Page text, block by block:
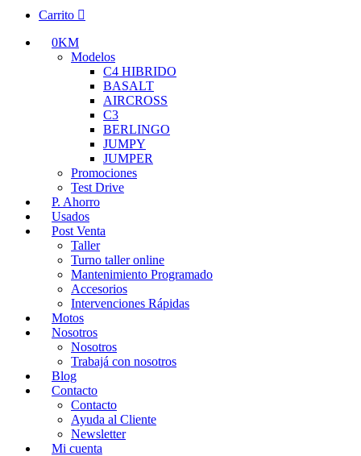
Carrito
0KM
Modelos
C4 HIBRIDO
BASALT
AIRCROSS
C3
BERLINGO
JUMPY
JUMPER
Promociones
Test Drive
P. Ahorro
Usados
Post Venta
Taller
Turno taller online
Mantenimiento Programado
Accesorios
Intervenciones Rápidas
Motos
Nosotros
Nosotros
Trabajá con nosotros
Blog
Contacto
Contacto
Ayuda al Cliente
Newsletter
Mi cuenta